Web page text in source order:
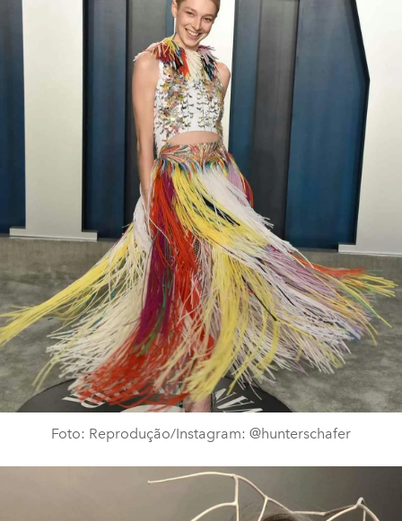
Foto: Reprodução/Instagram: @hunterschafer